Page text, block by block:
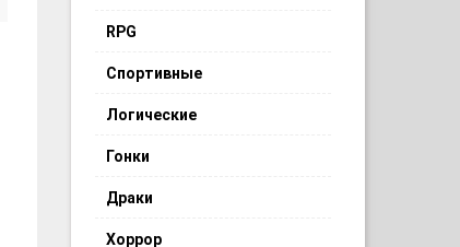
RPG
Спортивные
Логические
Гонки
Драки
Хоррор